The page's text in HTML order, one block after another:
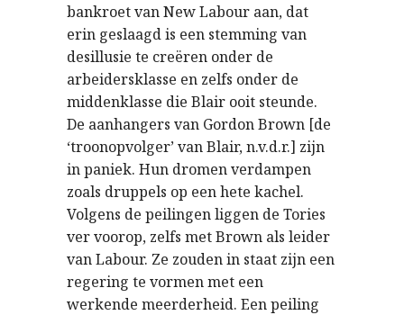
bankroet van New Labour aan, dat
erin geslaagd is een stemming van
desillusie te creëren onder de
arbeidersklasse en zelfs onder de
middenklasse die Blair ooit steunde.
De aanhangers van Gordon Brown [de
‘troonopvolger’ van Blair, n.v.d.r.] zijn
in paniek. Hun dromen verdampen
zoals druppels op een hete kachel.
Volgens de peilingen liggen de Tories
ver voorop, zelfs met Brown als leider
van Labour. Ze zouden in staat zijn een
regering te vormen met een
werkende meerderheid. Een peiling